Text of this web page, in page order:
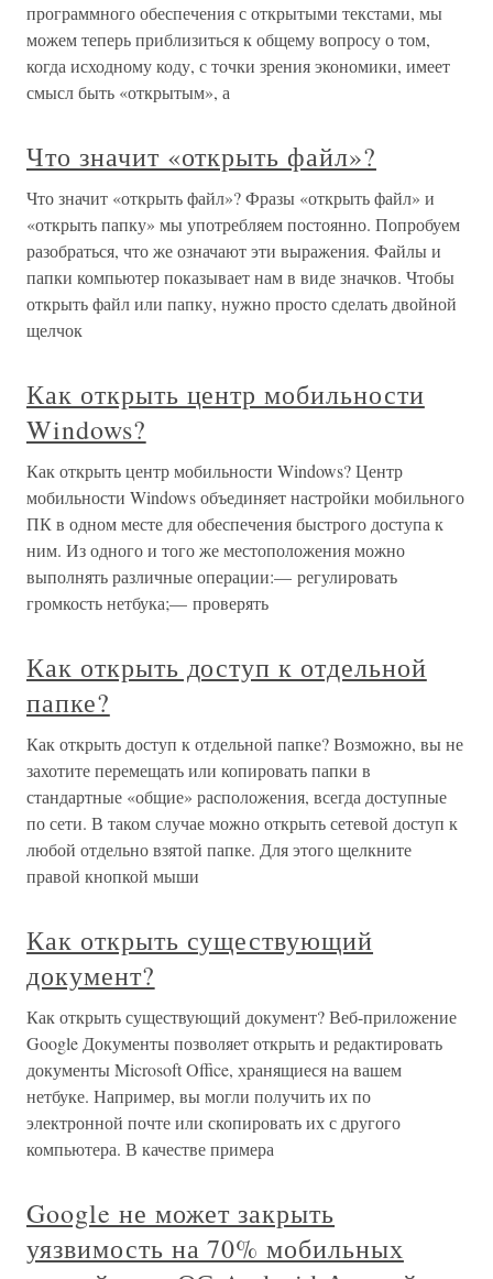
программного обеспечения с открытыми текстами, мы
можем теперь приблизиться к общему вопросу о том,
когда исходному коду, с точки зрения экономики, имеет
смысл быть «открытым», а
Что значит «открыть файл»?
Что значит «открыть файл»? Фразы «открыть файл» и
«открыть папку» мы употребляем постоянно. Попробуем
разобраться, что же означают эти выражения. Файлы и
папки компьютер показывает нам в виде значков. Чтобы
открыть файл или папку, нужно просто сделать двойной
щелчок
Как открыть центр мобильности
Windows?
Как открыть центр мобильности Windows? Центр
мобильности Windows объединяет настройки мобильного
ПК в одном месте для обеспечения быстрого доступа к
ним. Из одного и того же местоположения можно
выполнять различные операции:— регулировать
громкость нетбука;— проверять
Как открыть доступ к отдельной
папке?
Как открыть доступ к отдельной папке? Возможно, вы не
захотите перемещать или копировать папки в
стандартные «общие» расположения, всегда доступные
по сети. В таком случае можно открыть сетевой доступ к
любой отдельно взятой папке. Для этого щелкните
правой кнопкой мыши
Как открыть существующий
документ?
Как открыть существующий документ? Веб-приложение
Google Документы позволяет открыть и редактировать
документы Microsoft Office, хранящиеся на вашем
нетбуке. Например, вы могли получить их по
электронной почте или скопировать их с другого
компьютера. В качестве примера
Google не может закрыть
уязвимость на 70% мобильных